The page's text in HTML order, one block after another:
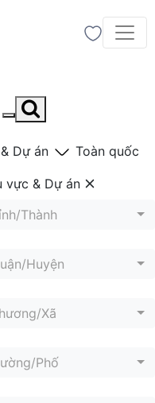
Dự án Toàn quốc
vực & Dự án
Thành
Huyện
Xã
Phố